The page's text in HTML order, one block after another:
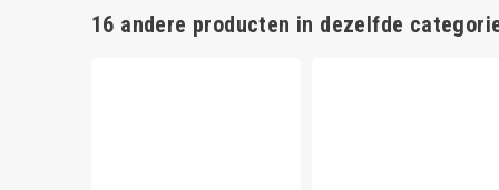
16 andere producten in dezelfde